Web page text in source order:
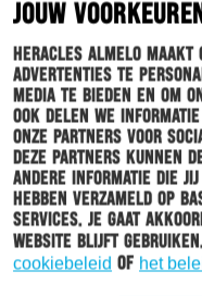
JOUW VOORKEUREN
Heracles Almelo maakt
advertenties te
media te bieden en om
Ook delen we
onze partners voor
Deze partners kunnen
andere informatie die
hebben verzameld op
services. Je gaat
website blijft
cookiebeleid of het
HERACLES 10-11-
SVEN
THUIS: